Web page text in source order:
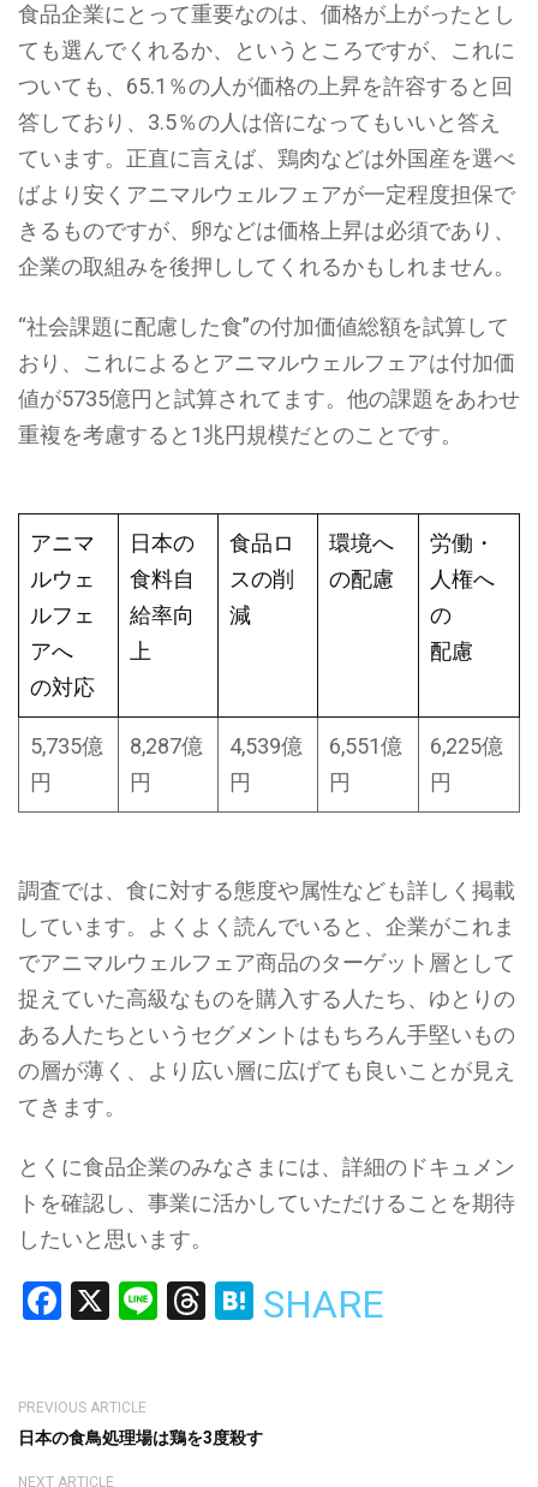
食品企業にとって重要なのは、価格が上がったとし
ても選んでくれるか、というところですが、これに
ついても、65.1％の人が価格の上昇を許容すると回
答しており、3.5％の人は倍になってもいいと答え
ています。正直に言えば、鶏肉などは外国産を選べ
ばより安くアニマルウェルフェアが一定程度担保で
きるものですが、卵などは価格上昇は必須であり、
企業の取組みを後押ししてくれるかもしれません。
“社会課題に配慮した食”の付加価値総額を試算して
おり、これによるとアニマルウェルフェアは付加価
値が5735億円と試算されてます。他の課題をあわせ
重複を考慮すると1兆円規模だとのことです。
アニマ
ルウェ
ルフェ
アへ
の対応
日本の
食料自
給率向
上
食品ロ
スの削
減
環境へ
の配慮
労働・
人権へ
の
配慮
5,735億
円
8,287億
円
4,539億
円
6,551億
円
6,225億
円
調査では、食に対する態度や属性なども詳しく掲載
しています。よくよく読んでいると、企業がこれま
でアニマルウェルフェア商品のターゲット層として
捉えていた高級なものを購入する人たち、ゆとりの
ある人たちというセグメントはもちろん手堅いもの
の層が薄く、より広い層に広げても良いことが見え
てきます。
とくに食品企業のみなさまには、詳細のドキュメン
トを確認し、事業に活かしていただけることを期待
したいと思います。
Facebook
X LineThreads
Hatena
SHARE
PREVIOUS ARTICLE
日本の食鳥処理場は鶏を3度殺す
NEXT ARTICLE